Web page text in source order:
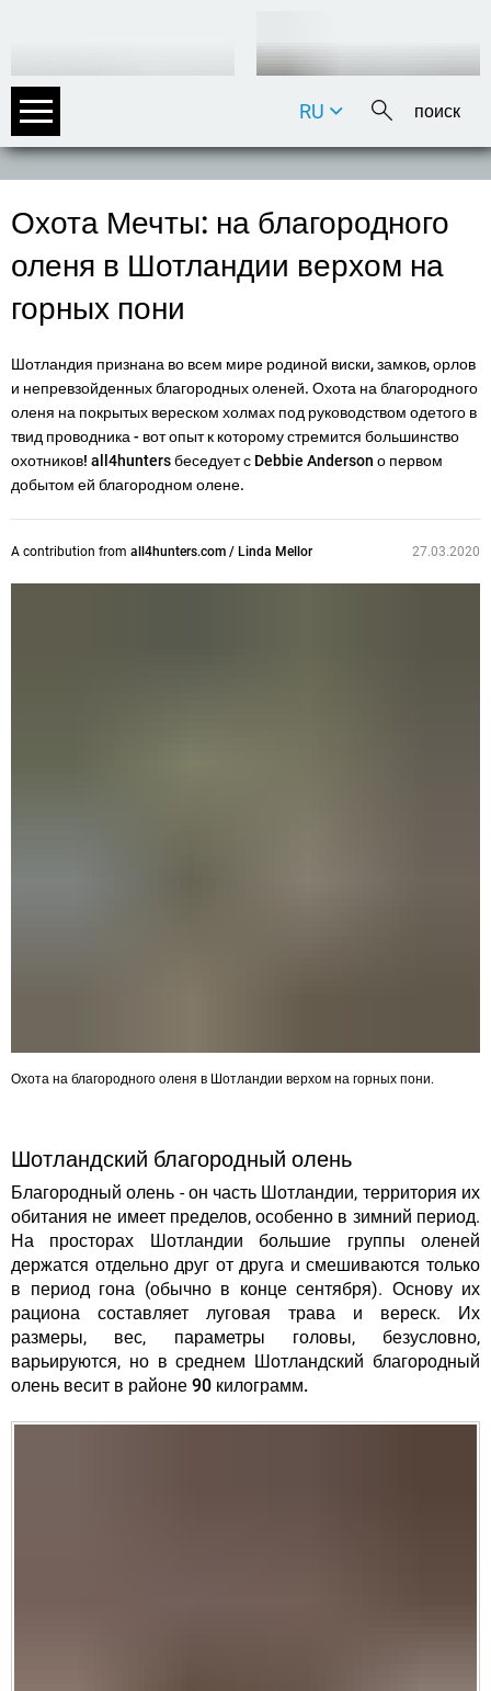
DE
IT
RU
Охота Мечты: на благородного
оленя в Шотландии верхом на
горных пони
Шотландия признана во всем мире родиной виски, замков, орлов
и непревзойденных благородных оленей. Охота на благородного
оленя на покрытых вереском холмах под руководством одетого в
твид проводника - вот опыт к которому стремится большинство
охотников! all4hunters беседует с Debbie Anderson о первом
добытом ей благородном олене.
A contribution from all4hunters.com / Linda Mellor 27.03.2020
Охота на благородного оленя в Шотландии верхом на горных пони.
Шотландский благородный олень
Благородный олень - он часть Шотландии, территория их
обитания не имеет пределов, особенно в зимний период.
На просторах Шотландии большие группы оленей
держатся отдельно друг от друга и смешиваются только
в период гона (обычно в конце сентября). Основу их
рациона составляет луговая трава и вереск. Их
размеры, вес, параметры головы, безусловно,
варьируются, но в среднем Шотландский благородный
олень весит в районе 90 килограмм.